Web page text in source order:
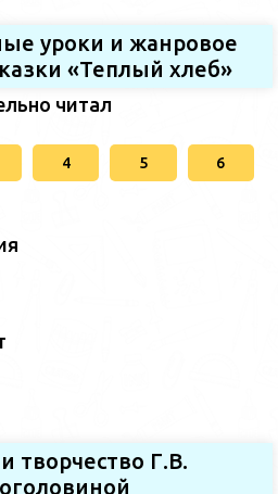
уроки и жанровое
«Теплый хлеб»
читал
4 5 6
творчество Г.В.